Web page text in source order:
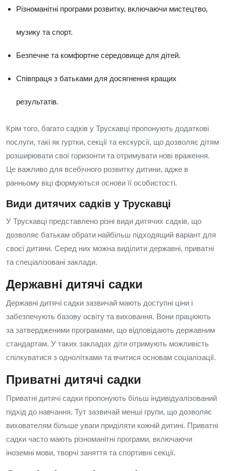
Різноманітні програми розвитку, включаючи мистецтво,
музику та спорт.
Безпечне та комфортне середовище для дітей.
Співпраця з батьками для досягнення кращих
результатів.
Крім того, багато садків у Трускавці пропонують додаткові
послуги, такі як гуртки, секції та екскурсії, що дозволяє дітям
розширювати свої горизонти та отримувати нові враження.
Це важливо для всебічного розвитку дитини, адже в
ранньому віці формуються основи її особистості.
Види дитячих садків у Трускавці
У Трускавці представлено різні види дитячих садків, що
дозволяє батькам обрати найбільш підходящий варіант для
своєї дитини. Серед них можна виділити державні, приватні
та спеціалізовані заклади.
Державні дитячі садки
Державні дитячі садки зазвичай мають доступні ціни і
забезпечують базову освіту та виховання. Вони працюють
за затвердженими програмами, що відповідають державним
стандартам. У таких закладах діти отримують можливість
спілкуватися з однолітками та вчитися основам соціалізації.
Приватні дитячі садки
Приватні дитячі садки пропонують більш індивідуалізований
підхід до навчання. Тут зазвичай менші групи, що дозволяє
вихователям більше уваги приділяти кожній дитині. Приватні
садки часто мають різноманітні програми, включаючи
іноземні мови, творчі заняття та спортивні секції.